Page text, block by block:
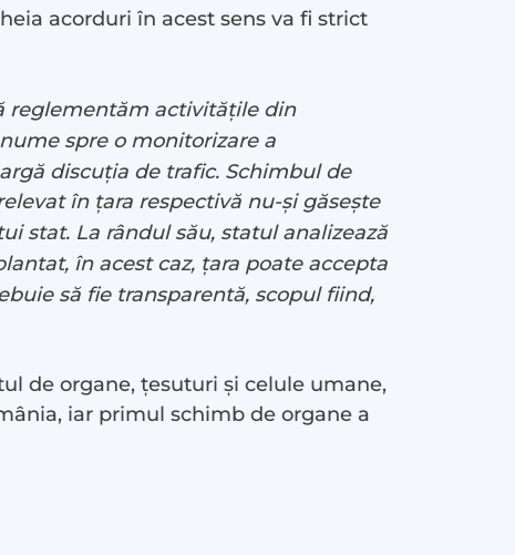
acorduri în acest sens va fi strict
reglementăm activitățile din
spre o monitorizare a
discuția de trafic. Schimbul de
în țara respectivă nu-și găsește
stat. La rândul său, statul analizează
în acest caz, țara poate accepta
să fie transparentă, scopul fiind,
de organe, țesuturi și celule umane,
iar primul schimb de organe a